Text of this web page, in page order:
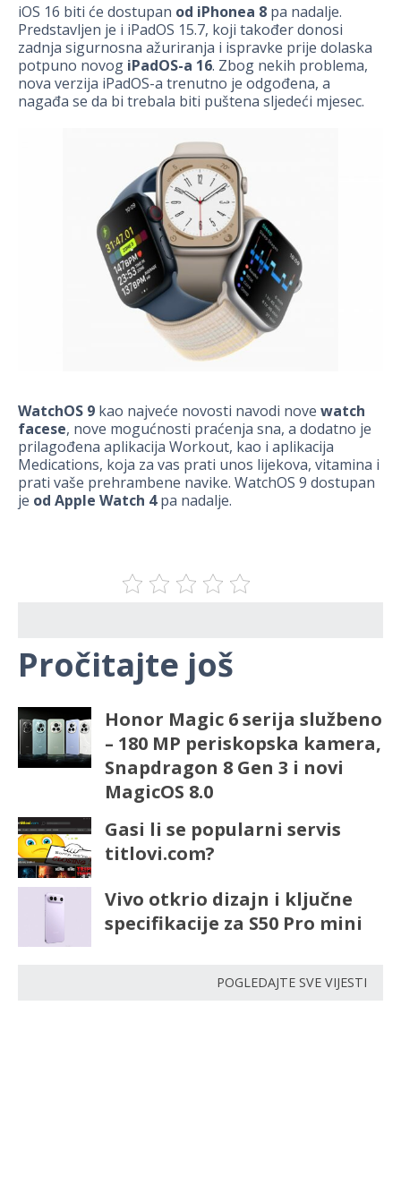
iOS 16 biti će dostupan od iPhonea 8 pa nadalje.
Predstavljen je i iPadOS 15.7, koji također donosi
zadnja sigurnosna ažuriranja i ispravke prije dolaska
potpuno novog iPadOS-a 16. Zbog nekih problema,
nova verzija iPadOS-a trenutno je odgođena, a
nagađa se da bi trebala biti puštena sljedeći mjesec.
WatchOS 9 kao najveće novosti navodi nove watch
facese, nove mogućnosti praćenja sna, a dodatno je
prilagođena aplikacija Workout, kao i aplikacija
Medications, koja za vas prati unos lijekova, vitamina i
prati vaše prehrambene navike. WatchOS 9 dostupan
je od Apple Watch 4pa nadalje.
Pročitajte još
Honor Magic 6 serija službeno
– 180 MP periskopska kamera,
Snapdragon 8 Gen 3 i novi
MagicOS 8.0
Gasi li se popularni servis
titlovi.com?
Vivo otkrio dizajn i ključne
specifikacije za S50 Pro mini
POGLEDAJTE SVE VIJESTI